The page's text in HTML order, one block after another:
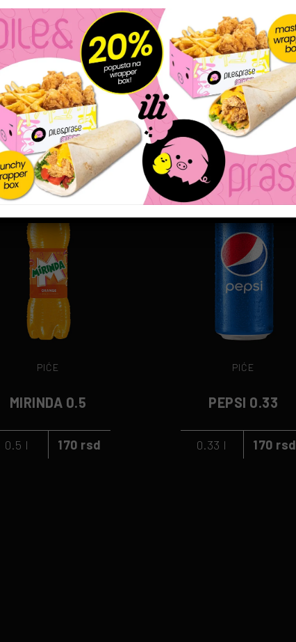
PIĆE
PEPSI MAX 0.5
0.5 l 170 rsd
PIĆE
PEPSI MAX 0.33
0.33 l 170 rsd
PIĆE
MIRINDA 0.5
0.5 l 170 rsd
PIĆE
PEPSI 0.33
0.33 l 170 rsd